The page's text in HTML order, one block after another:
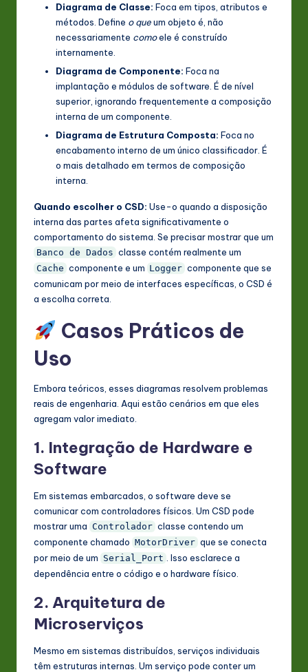
Diagrama de Classe: Foca em tipos, atributos e
métodos. Define o queum objeto é, não
necessariamente comoele é construído
internamente.
Diagrama de Componente: Foca na
implantação e módulos de software. É de nível
superior, ignorando frequentemente a composição
interna de um componente.
Diagrama de Estrutura Composta: Foca no
encabamento interno de um único classificador. É
o mais detalhado em termos de composição
interna.
Quando escolher o CSD: Use-o quando a disposição
interna das partes afeta significativamente o
comportamento do sistema. Se precisar mostrar que um
Banco de Dados classe contém realmente um
Cache componente e um Logger componente que se
comunicam por meio de interfaces específicas, o CSD é
a escolha correta.
Casos Práticos de
Uso
Embora teóricos, esses diagramas resolvem problemas
reais de engenharia. Aqui estão cenários em que eles
agregam valor imediato.
1. Integração de Hardware e
Software
Em sistemas embarcados, o software deve se
comunicar com controladores físicos. Um CSD pode
mostrar uma Controlador classe contendo um
componente chamado MotorDriver que se conecta
por meio de um Serial_Port
. Isso esclarece a
dependência entre o código e o hardware físico.
2. Arquitetura de
Microserviços
Mesmo em sistemas distribuídos, serviços individuais
têm estruturas internas. Um serviço pode conter um